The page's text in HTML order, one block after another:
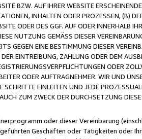
BZW. AUF IHRER WEBSITE
INHALTEN ODER PROZESSEN, (B)
ODER DES GGF. AUF ODER INNERHALB
NUTZUNG GEMÄSS DIESER
GEGEN EINE BESTIMMUNG DIESER
EINTREIBUNG, ZAHLUNG ODER DEM
ODER
ODER AUFTRAGNEHMER. WIR UND
EINLEITEN UND JEDE
ZUM ZWECK DER DURCHSETZUNG
oder dieser Vereinbarung
Geschäften oder Tätigkeiten oder